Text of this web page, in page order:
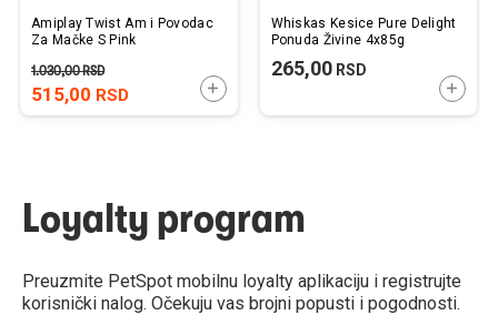
Amiplay Twist Am i Povodac
Za Mačke S Pink
515,00 RSD
1.030,00RSD
DODAJTE U KORPU
Whiskas Kesice Pure Delight
Ponuda Živine 4x85g
265,00RSD
Loyalty program
Preuzmite PetSpot mobilnu loyalty aplikaciju i registrujte
korisnički nalog. Očekuju vas brojni popusti i pogodnosti.